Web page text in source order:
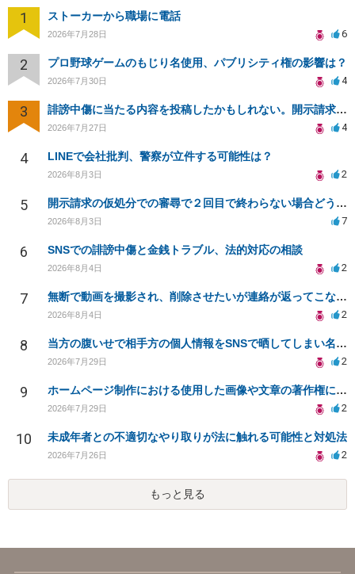
1 ストーカーから職場に電話
2026年7月28日 6
2 プロ野球ゲームのもじり名使用、パブリシティ権の影響は？
2026年7月30日 4
3 誹謗中傷に当たる内容を投稿したかもしれない。開示請求や民事刑事裁判に発展しうるのか教えて欲しい。
2026年7月27日 4
4 LINEで会社批判、警察が立件する可能性は？
2026年8月3日 2
5 開示請求の仮処分での審尋で２回目で終わらない場合どうしたらいいですか
2026年8月3日 7
6 SNSでの誹謗中傷と金銭トラブル、法的対応の相談
2026年8月4日 2
7 無断で動画を撮影され、削除させたいが連絡が返ってこない。
2026年8月4日 2
8 当方の腹いせで相手方の個人情報をSNSで晒してしまい名誉毀損させてしまったかもしれない
2026年7月29日 2
9 ホームページ制作における使用した画像や文章の著作権について
2026年7月29日 2
10 未成年者との不適切なやり取りが法に触れる可能性と対処法
2026年7月26日 2
もっと見る